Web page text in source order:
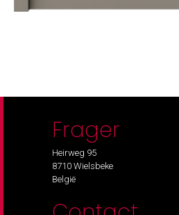
Frager
Heirweg 95
8710 Wielsbeke
België